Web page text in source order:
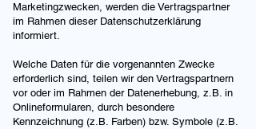
Marketingzwecken, werden die Vertragspartner
im Rahmen dieser Datenschutzerklärung
informiert.
Welche Daten für die vorgenannten Zwecke
erforderlich sind, teilen wir den Vertragspartnern
vor oder im Rahmen der Datenerhebung, z.B. in
Onlineformularen, durch besondere
Kennzeichnung (z.B. Farben) bzw. Symbole (z.B.